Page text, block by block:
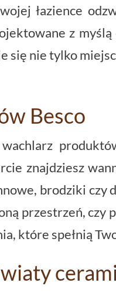
łazience
z
się nie tylko
Besco
znajdziesz
brodziki czy
przestrzeń, czy
które spełnią